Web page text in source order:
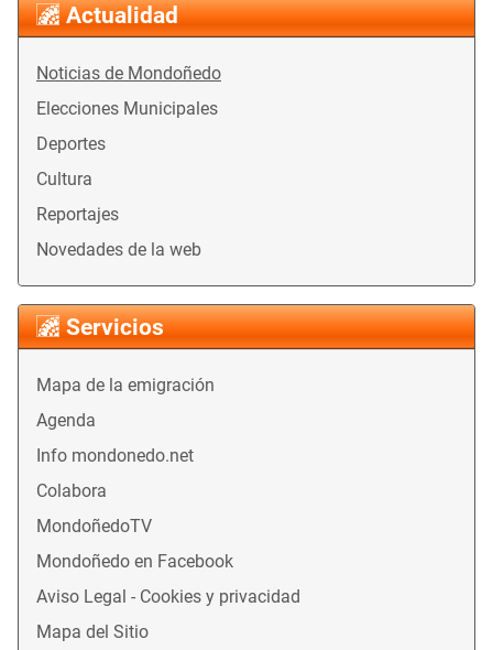
Actualidad
Noticias de Mondoñedo
Elecciones Municipales
Deportes
Cultura
Reportajes
Novedades de la web
Servicios
Mapa de la emigración
Agenda
Info mondonedo.net
Colabora
MondoñedoTV
Mondoñedo en Facebook
Aviso Legal - Cookies y privacidad
Mapa del Sitio